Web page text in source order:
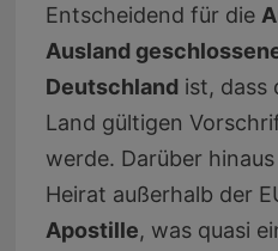
Entscheidend für die
Ausland
Deutschlandist, dass
Land gültigen
werde. Darüber
Heirat außerhalb der
Apostille, was quasi